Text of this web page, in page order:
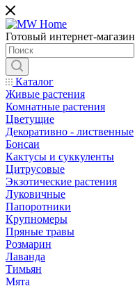
Готовый интернет-
Каталог
Живые растения
Комнатные растения
Цветущие
Декоративно - лиственные
Бонсаи
Кактусы и суккуленты
Цитрусовые
Экзотические растения
Луковичные
Папоротники
Крупномеры
Пряные травы
Розмарин
Лаванда
Тимьян
Мята